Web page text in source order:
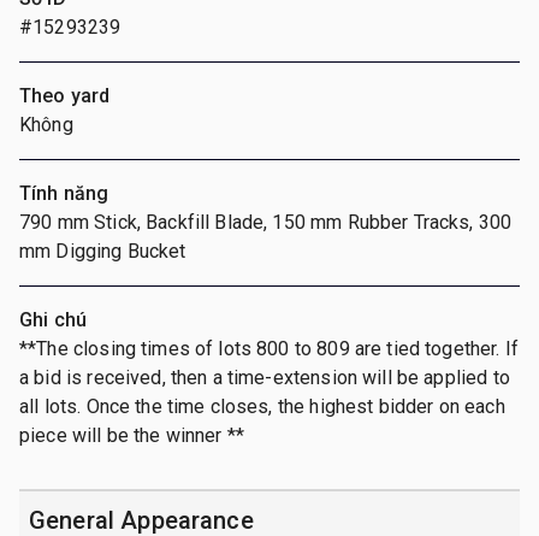
#15293239
Theo yard
Không
Tính năng
790 mm Stick, Backfill Blade, 150 mm Rubber Tracks, 300
mm Digging Bucket
Ghi chú
**The closing times of lots 800 to 809 are tied together. If
a bid is received, then a time-extension will be applied to
all lots. Once the time closes, the highest bidder on each
piece will be the winner **
General Appearance